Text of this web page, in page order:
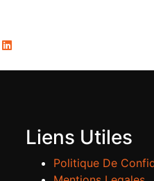
Liens Utiles
Politique De